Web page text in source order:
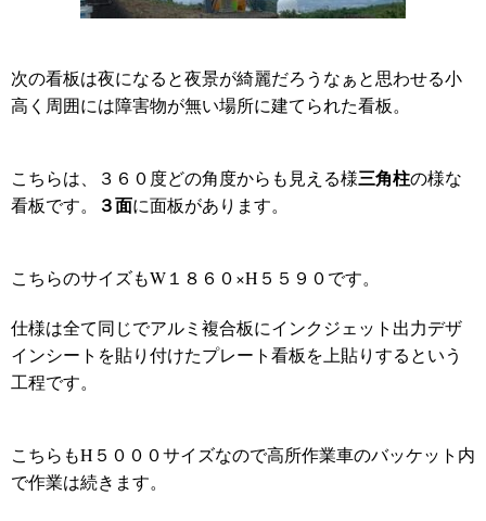
次の看板は夜になると夜景が綺麗だろうなぁと思わせる小
高く周囲には障害物が無い場所に建てられた看板。
こちらは、３６０度どの角度からも見える様三角柱の様な
看板です。
３面に面板があります。
こちらのサイズもW１８６０×H５５９０です。
仕様は全て同じでアルミ複合板にインクジェット出力デザ
インシートを貼り付けたプレート看板を上貼りするという
工程です。
こちらもH５０００サイズなので高所作業車のバッケット内
で作業は続きます。